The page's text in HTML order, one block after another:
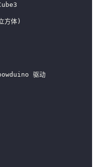
方体)
驱动